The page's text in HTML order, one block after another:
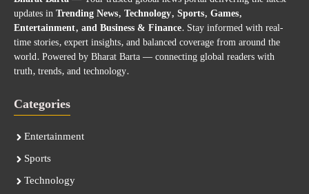
updates inTrending News, Technology, Sports, Games,
Entertainment, and Business & Finance. Stay informed with real-
time stories, expert insights, and balanced coverage from around the
world. Powered by Bharat Barta — connecting global readers with
truth, trends, and technology.
Categories
Entertainment
Sports
Technology